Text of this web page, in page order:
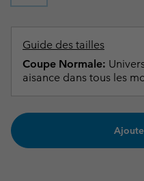
Guide des tailles
Coupe Normale:
aisance dans tous les